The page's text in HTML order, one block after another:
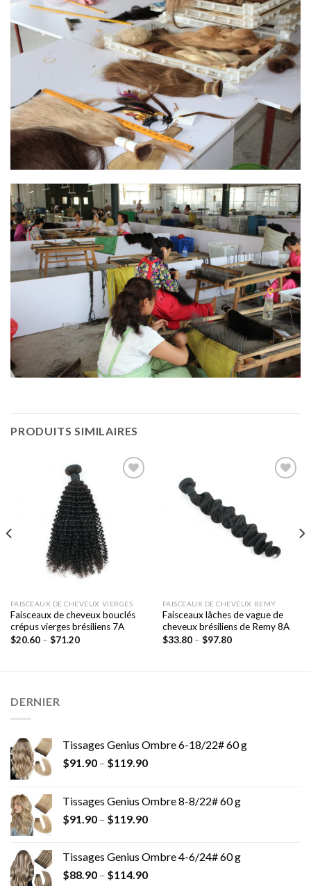
PRODUITS SIMILAIRES
FAISCEAUX DE CHEVEUX VIERGES
Faisceaux de cheveux bouclés
crépus vierges brésiliens 7A
$20.60– $71.20
FAISCEAUX DE CHEVEUX REMY
Faisceaux lâches de vague de
cheveux brésiliens de Remy 8A
$33.80– $97.80
DERNIER
Tissages Genius Ombre 6-18/22# 60 g
$91.90 – $119.90
Tissages Genius Ombre 8-8/22# 60 g
$91.90 – $119.90
Tissages Genius Ombre 4-6/24# 60 g
$88.90 – $114.90